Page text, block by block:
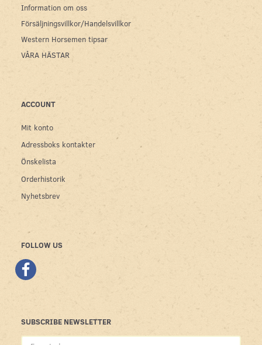
Information om oss
Försäljningsvillkor/Handelsvillkor
Western Horsemen tipsar
VÅRA HÄSTAR
ACCOUNT
Mit konto
Adressboks kontakter
Önskelista
Orderhistorik
Nyhetsbrev
FOLLOW US
SUBSCRIBE NEWSLETTER
E-